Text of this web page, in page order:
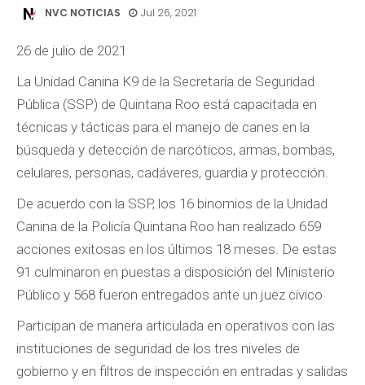
NVC NOTICIAS Jul 26, 2021
26 de julio de 2021
La Unidad Canina K9 de la Secretaría de Seguridad
Pública (SSP) de Quintana Roo está capacitada en
técnicas y tácticas para el manejo de canes en la
búsqueda y detección de narcóticos, armas, bombas,
celulares, personas, cadáveres, guardia y protección.
De acuerdo con la SSP, los 16 binomios de la Unidad
Canina de la Policía Quintana Roo han realizado 659
acciones exitosas en los últimos 18 meses. De estas
91 culminaron en puestas a disposición del Ministerio
Público y 568 fueron entregados ante un juez cívico
Participan de manera articulada en operativos con las
instituciones de seguridad de los tres niveles de
gobierno y en filtros de inspección en entradas y salidas